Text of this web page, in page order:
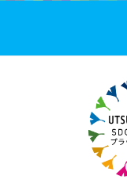
テ
D
G
s